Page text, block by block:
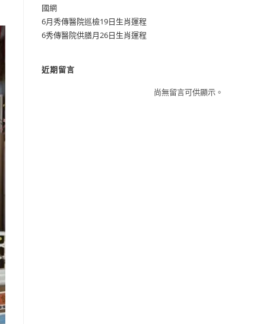
國網
6月秀傳醫院巡檢19日生肖運程
6秀傳醫院供膳月26日生肖運程
近期留言
尚無留言可供顯示。